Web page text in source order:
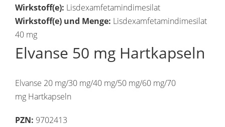
Wirkstoff(e): Lisdexamfetamindimesilat
Wirkstoff(e) und Menge: Lisdexamfetamindimesilat
40 mg
Elvanse 50 mg Hartkapseln
Elvanse 20 mg/30 mg/40 mg/50 mg/60 mg/70
mg Hartkapseln
PZN: 9702413